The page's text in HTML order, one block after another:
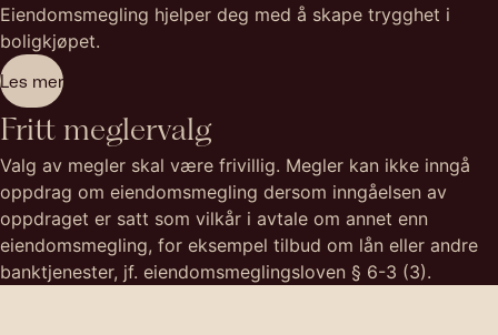
Eiendomsmegling hjelper deg med å skape trygghet i
boligkjøpet.
Les mer
Fritt meglervalg
Valg av megler skal være frivillig. Megler kan ikke inngå
oppdrag om eiendomsmegling dersom inngåelsen av
oppdraget er satt som vilkår i avtale om annet enn
eiendomsmegling, for eksempel tilbud om lån eller andre
banktjenester, jf. eiendomsmeglingsloven § 6-3 (3).